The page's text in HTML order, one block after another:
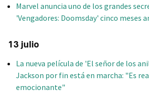
Marvel anuncia uno de los grandes
'Vengadores: Doomsday' cinco meses
13 julio
La nueva película de 'El señor de los
Jackson por fin está en marcha: "Es
emocionante"